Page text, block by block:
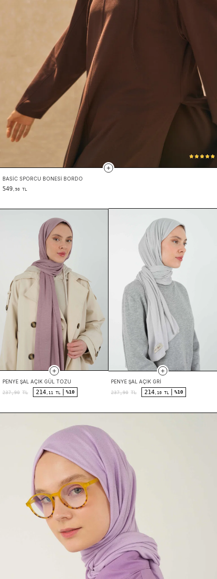
BASIC SPORCU BONESI BORDO
549 ,90 TL
PENYE ŞAL AÇIK GÜL TOZU
237,90 TL 214 ,11 TL %10
PENYE ŞAL AÇIK GRI
237,90 TL 214 ,10 TL %10